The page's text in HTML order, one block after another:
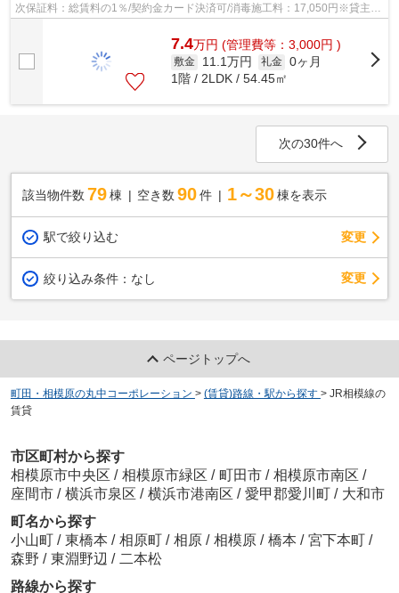
次保証料：総賃料の1％/契約金カード決済可/消毒施工料：17,050円※貸主の
意向により必須/ルームクリーニング...
7.4万円 (管理費等：3,000円 )
敷金 11.1万円 礼金 0ヶ月
1階 / 2LDK / 54.45㎡
次の30件へ
該当物件数 79棟 空き数 90 件 1～30 棟を表示
駅で絞り込む 変更
絞り込み条件： なし 変更
ページトップへ
町田・相模原の丸中コーポレーション > (賃貸)路線・駅から探す > JR相模線の
賃貸
市区町村から探す
相模原市中央区 / 相模原市緑区 / 町田市 / 相模原市南区 /
座間市 / 横浜市泉区 / 横浜市港南区 / 愛甲郡愛川町 / 大和市
町名から探す
小山町 / 東橋本 / 相原町 / 相原 / 相模原 / 橋本 / 宮下本町 /
森野 / 東淵野辺 / 二本松
路線から探す